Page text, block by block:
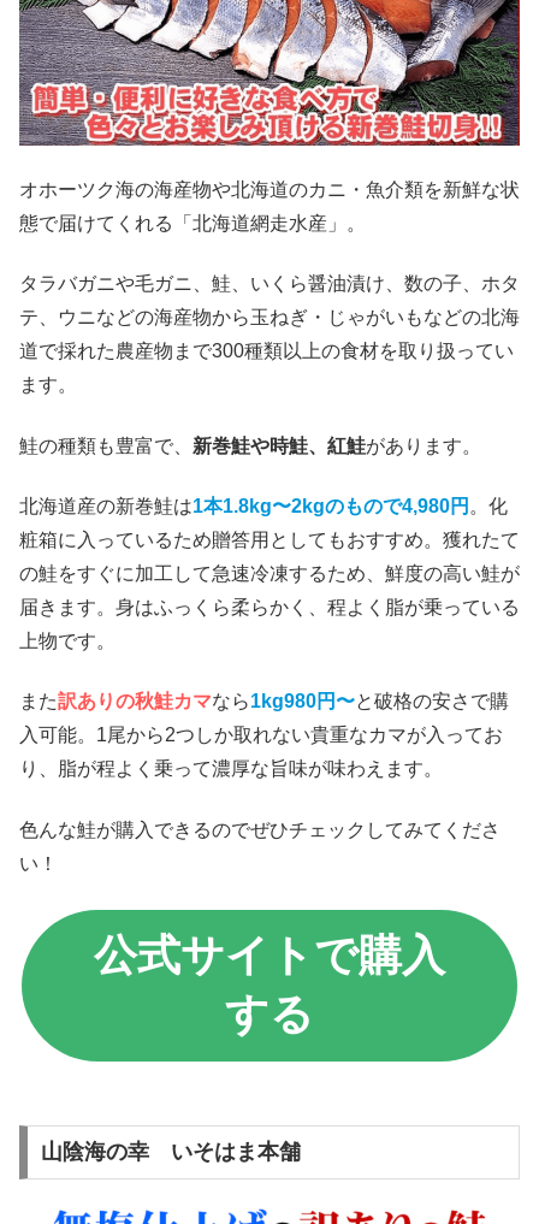
オホーツク海の海産物や北海道のカニ・魚介類を新鮮な状
態で届けてくれる「北海道網走水産」。
タラバガニや毛ガニ、鮭、いくら醤油漬け、数の子、ホタ
テ、ウニなどの海産物から玉ねぎ・じゃがいもなどの北海
道で採れた農産物まで300種類以上の食材を取り扱ってい
ます。
鮭の種類も豊富で、 新巻鮭や時鮭、紅鮭があります。
北海道産の新巻鮭は1本1.8kg〜2kgのもので4,980円 。化
粧箱に入っているため贈答用としてもおすすめ。獲れたて
の鮭をすぐに加工して急速冷凍するため、鮮度の高い鮭が
届きます。身はふっくら柔らかく、程よく脂が乗っている
上物です。
また訳ありの秋鮭カマなら1kg980円〜と破格の安さで購
入可能。1尾から2つしか取れない貴重なカマが入ってお
り、脂が程よく乗って濃厚な旨味が味わえます。
色んな鮭が購入できるのでぜひチェックしてみてくださ
い！
公式サイトで購入
する
山陰海の幸 いそはま本舗